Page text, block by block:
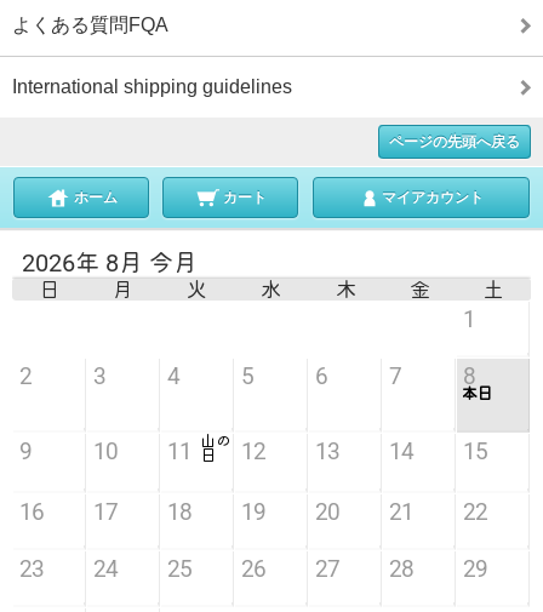
よくある質問FQA
International shipping guidelines
ページの先頭へ戻る
ホーム カート マイアカウント